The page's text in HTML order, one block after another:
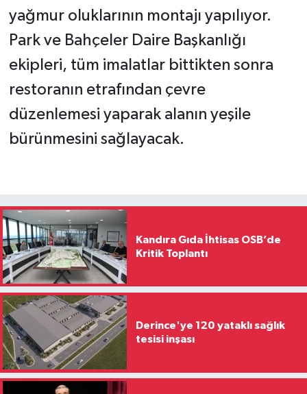
yağmur oluklarının montajı yapılıyor.
Park ve Bahçeler Daire Başkanlığı
ekipleri, tüm imalatlar bittikten sonra
restoranın etrafından çevre
düzenlemesi yaparak alanın yeşile
bürünmesini sağlayacak.
Kandıra Gıda İhtisas OSB’de
Kritik Toplantı
Derince'ye 120 yataklı sağlık
tesisi inşası